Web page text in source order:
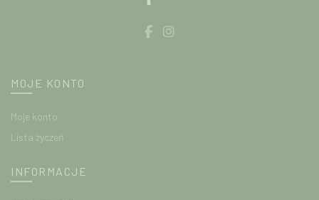
MOJE KONTO
Moje konto
Lista życzeń
INFORMACJE